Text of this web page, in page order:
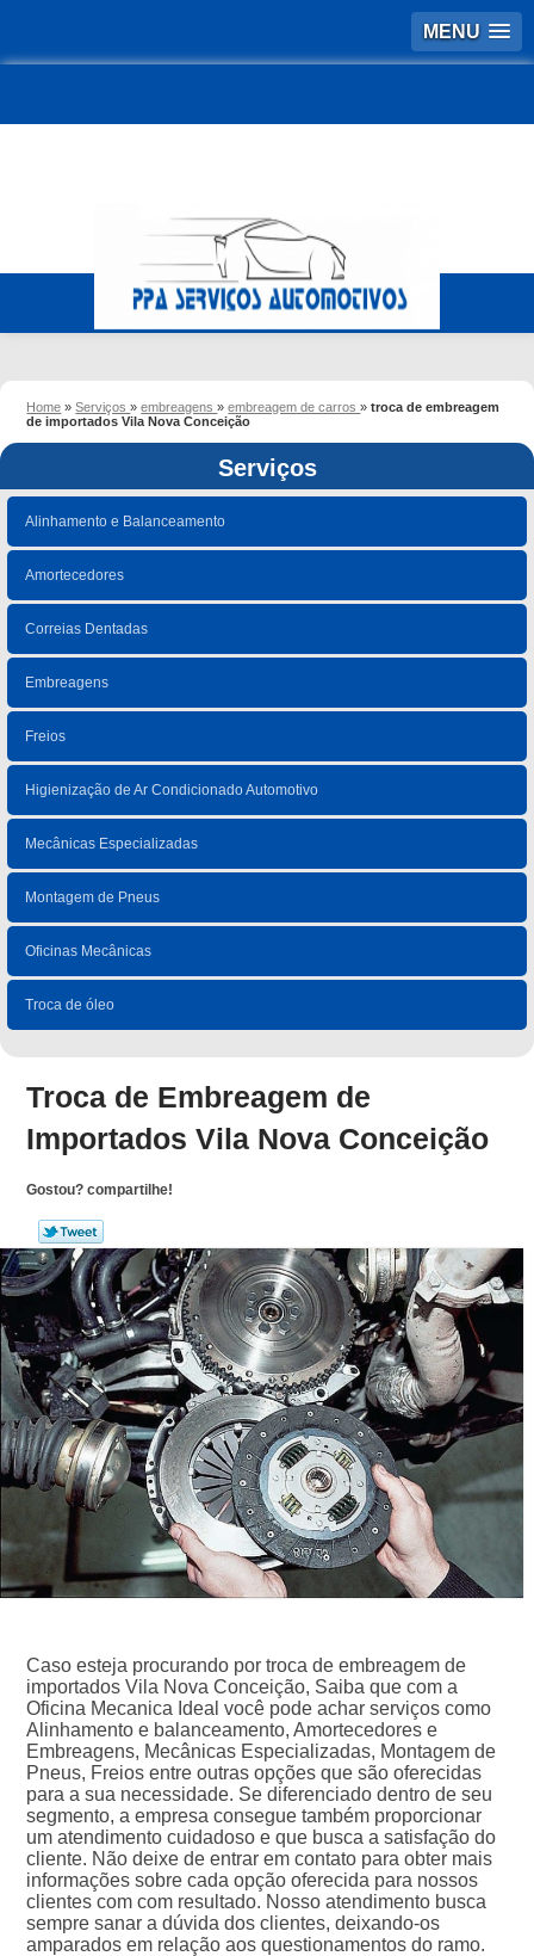
MENU
Home »Serviços»embreagens»embreagem de carros»troca de embreagem
de importados Vila Nova Conceição
Serviços
Alinhamento e Balanceamento
Amortecedores
Correias Dentadas
Embreagens
Freios
Higienização de Ar Condicionado Automotivo
Mecânicas Especializadas
Montagem de Pneus
Oficinas Mecânicas
Troca de óleo
Troca de Embreagem de
Importados Vila Nova Conceição
Gostou? compartilhe!
Caso esteja procurando por troca de embreagem de
importados Vila Nova Conceição, Saiba que com a
Oficina Mecanica Ideal você pode achar serviços como
Alinhamento e balanceamento, Amortecedores e
Embreagens, Mecânicas Especializadas, Montagem de
Pneus, Freios entre outras opções que são oferecidas
para a sua necessidade. Se diferenciado dentro de seu
segmento, a empresa consegue também proporcionar
um atendimento cuidadoso e que busca a satisfação do
cliente. Não deixe de entrar em contato para obter mais
informações sobre cada opção oferecida para nossos
clientes com com resultado. Nosso atendimento busca
sempre sanar a dúvida dos clientes, deixando-os
amparados em relação aos questionamentos do ramo.